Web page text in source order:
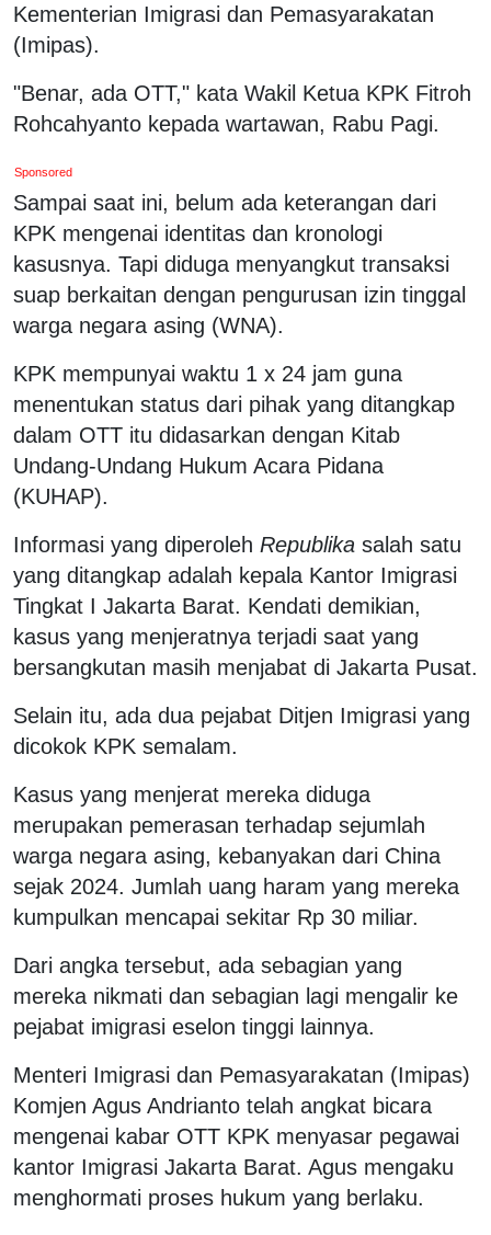
Kementerian Imigrasi dan Pemasyarakatan
(Imipas).
"Benar, ada OTT," kata Wakil Ketua KPK Fitroh
Rohcahyanto kepada wartawan, Rabu Pagi.
Sponsored
Sampai saat ini, belum ada keterangan dari
KPK mengenai identitas dan kronologi
kasusnya. Tapi diduga menyangkut transaksi
suap berkaitan dengan pengurusan izin tinggal
warga negara asing (WNA).
KPK mempunyai waktu 1 x 24 jam guna
menentukan status dari pihak yang ditangkap
dalam OTT itu didasarkan dengan Kitab
Undang-Undang Hukum Acara Pidana
(KUHAP).
Informasi yang diperoleh Republika salah satu
yang ditangkap adalah kepala Kantor Imigrasi
Tingkat I Jakarta Barat. Kendati demikian,
kasus yang menjeratnya terjadi saat yang
bersangkutan masih menjabat di Jakarta Pusat.
Selain itu, ada dua pejabat Ditjen Imigrasi yang
dicokok KPK semalam.
Kasus yang menjerat mereka diduga
merupakan pemerasan terhadap sejumlah
warga negara asing, kebanyakan dari China
sejak 2024. Jumlah uang haram yang mereka
kumpulkan mencapai sekitar Rp 30 miliar.
Dari angka tersebut, ada sebagian yang
mereka nikmati dan sebagian lagi mengalir ke
pejabat imigrasi eselon tinggi lainnya.
Menteri Imigrasi dan Pemasyarakatan (Imipas)
Komjen Agus Andrianto telah angkat bicara
mengenai kabar OTT KPK menyasar pegawai
kantor Imigrasi Jakarta Barat. Agus mengaku
menghormati proses hukum yang berlaku.